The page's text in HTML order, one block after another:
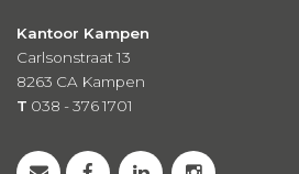
Kantoor Kampen
Carlsonstraat 13
8263 CA Kampen
T 038 - 376 1701